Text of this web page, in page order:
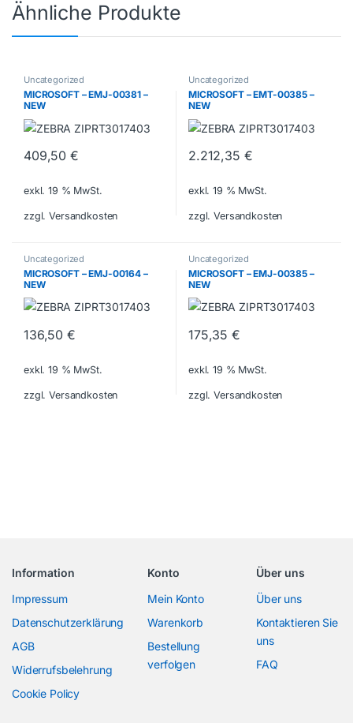
Ähnliche Produkte
Uncategorized
MICROSOFT – EMJ-00381 –
NEW
409,50€
exkl. 19 % MwSt.
zzgl. Versandkosten
Uncategorized
MICROSOFT – EMT-00385 –
NEW
2.212,35 €
exkl. 19 % MwSt.
zzgl. Versandkosten
Uncategorized
MICROSOFT – EMJ-00164 –
NEW
136,50€
exkl. 19 % MwSt.
zzgl. Versandkosten
Uncategorized
MICROSOFT – EMJ-00385 –
NEW
175,35€
exkl. 19 % MwSt.
zzgl. Versandkosten
Information
Impressum
Datenschutzerklärung
AGB
Widerrufsbelehrung
Cookie Policy
Konto
Mein Konto
Warenkorb
Bestellung
verfolgen
Über uns
Über uns
Kontaktieren Sie
uns
FAQ